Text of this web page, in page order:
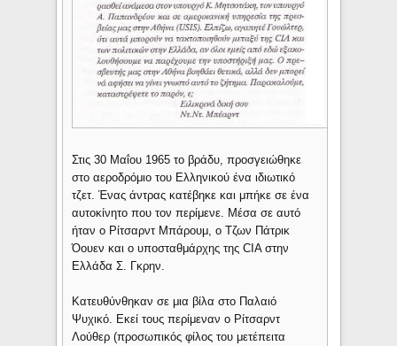
Στις 30 Μαΐου 1965 το βράδυ, προσγειώθηκε
στο αεροδρόμιο του Ελληνικού ένα ιδιωτικό
τζετ. Ένας άντρας κατέβηκε και μπήκε σε ένα
αυτοκίνητο που τον περίμενε. Μέσα σε αυτό
ήταν ο Ρίτσαρντ Μπάρουμ, ο Τζων Πάτρικ
Όουεν και ο υποσταθμάρχης της CIA στην
Ελλάδα Σ. Γκρην.
Κατευθύνθηκαν σε μια βίλα στο Παλαιό
Ψυχικό. Εκεί τους περίμεναν ο Ρίτσαρντ
Λούθερ (προσωπικός φίλος του μετέπειτα